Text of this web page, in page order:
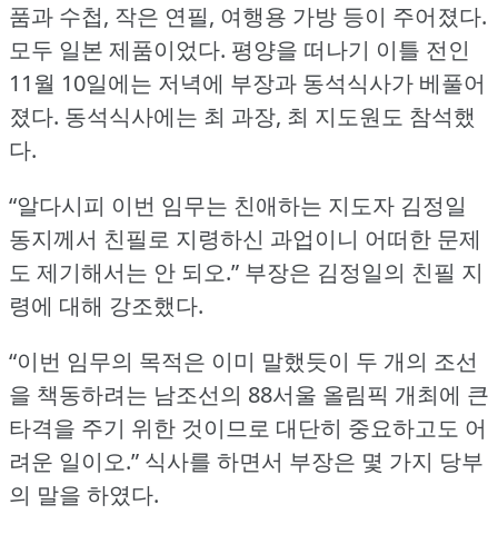
품과 수첩, 작은 연필, 여행용 가방 등이 주어졌다.
모두 일본 제품이었다. 평양을 떠나기 이틀 전인
11월 10일에는 저녁에 부장과 동석식사가 베풀어
졌다. 동석식사에는 최 과장, 최 지도원도 참석했
다.
“알다시피 이번 임무는 친애하는 지도자 김정일
동지께서 친필로 지령하신 과업이니 어떠한 문제
도 제기해서는 안 되오.” 부장은 김정일의 친필 지
령에 대해 강조했다.
“이번 임무의 목적은 이미 말했듯이 두 개의 조선
을 책동하려는 남조선의 88서울 올림픽 개최에 큰
타격을 주기 위한 것이므로 대단히 중요하고도 어
려운 일이오.” 식사를 하면서 부장은 몇 가지 당부
의 말을 하였다.